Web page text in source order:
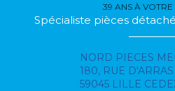
39 ANS À VOTRE
Spécialiste pièces
NORD PIECES
180, RUE
59045 LILLE